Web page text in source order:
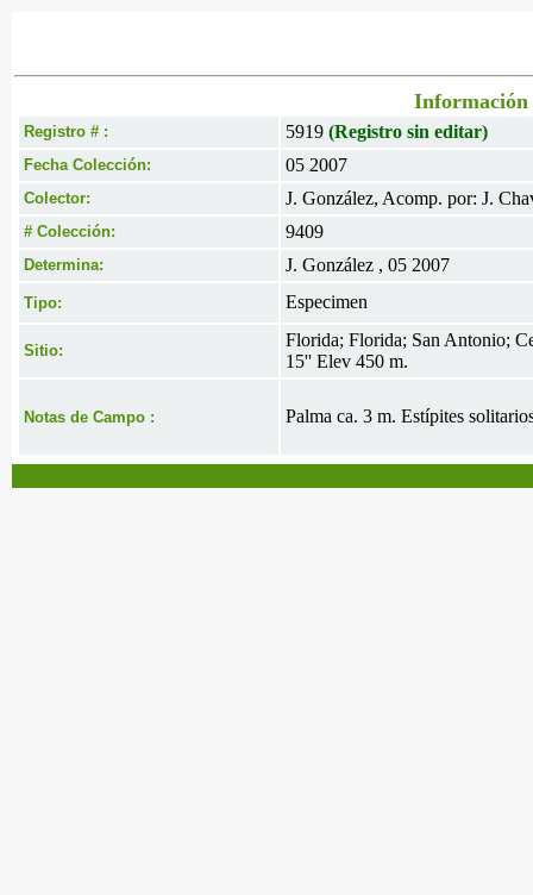
Información
Registro # : 5919 (Registro sin editar)
Fecha Colección: 05 2007
Colector: J. González, Acomp. por: J.
# Colección: 9409
Determina: J. González , 05 2007
Tipo: Especimen
Sitio:
Florida; Florida; San Antonio;
15'' Elev 450 m.
Notas de Campo : Palma ca. 3 m. Estípites